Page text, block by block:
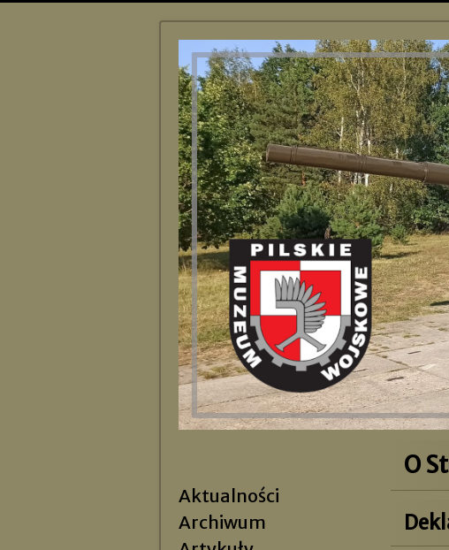
Aktualności
Archiwum
O